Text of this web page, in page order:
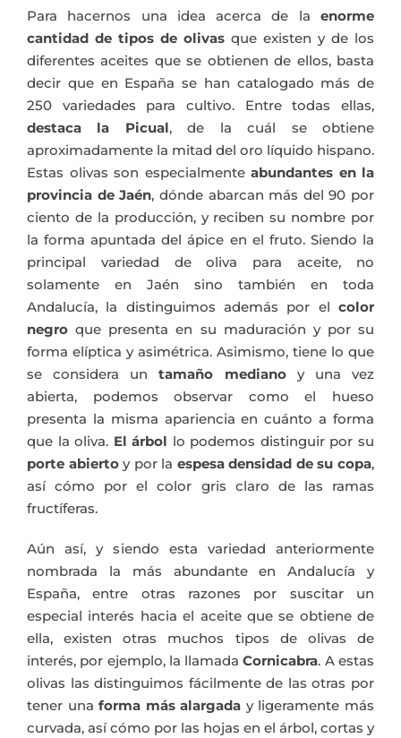
Para hacernos una idea acerca de la enorme
cantidad de tipos de olivas que existen y de los
diferentes aceites que se obtienen de ellos, basta
decir que en España se han catalogado más de
250 variedades para cultivo. Entre todas ellas,
destaca la Picual, de la cuál se obtiene
aproximadamente la mitad del oro líquido hispano.
Estas olivas son especialmente abundantes en la
provincia de Jaén, dónde abarcan más del 90 por
ciento de la producción, y reciben su nombre por
la forma apuntada del ápice en el fruto. Siendo la
principal variedad de oliva para aceite, no
solamente en Jaén sino también en toda
Andalucía, la distinguimos además por el color
negro que presenta en su maduración y por su
forma elíptica y asimétrica. Asimismo, tiene lo que
se considera un tamaño medianoy una vez
abierta, podemos observar como el hueso
presenta la misma apariencia en cuánto a forma
que la oliva. El árbol lo podemos distinguir por su
porte abiertoy por la espesa densidad de su copa,
así cómo por el color gris claro de las ramas
fructíferas.
Aún así, y siendo esta variedad anteriormente
nombrada la más abundante en Andalucía y
España, entre otras razones por suscitar un
especial interés hacia el aceite que se obtiene de
ella, existen otras muchos tipos de olivas de
interés, por ejemplo, la llamadaCornicabra. A estas
olivas las distinguimos fácilmente de las otras por
tener unaforma más alargada y ligeramente más
curvada, así cómo por las hojas en el árbol, cortas y